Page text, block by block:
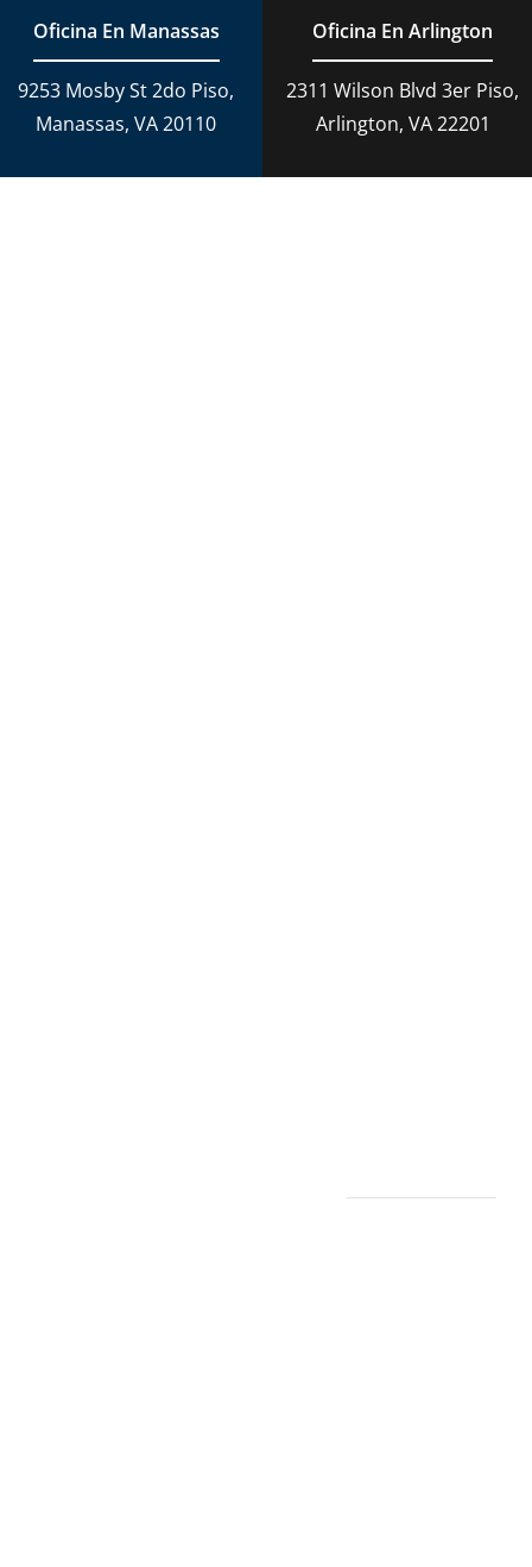
Oficina En Manassas
9253 Mosby St 2do Piso,
Manassas, VA 20110
Oficina En Arlington
2311 Wilson Blvd 3er Piso,
Arlington, VA 22201